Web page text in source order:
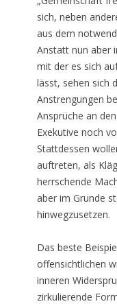
sich, neben
aus dem
Anstatt nun aber
mit der es sich
lässt, sehen sich
Anstrengungen
Ansprüche an
Exekutive noch
Stattdessen
auftreten, als
herrschende
aber im Grunde
hinwegzusetzen.
Das beste
offensichtlichen
inneren
zirkulierende